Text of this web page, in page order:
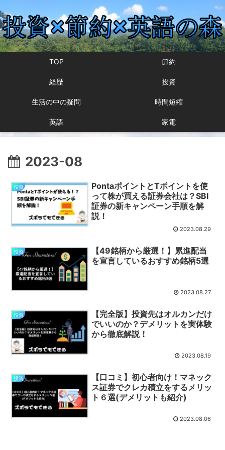
TOP 節約
経歴 投資
生活の中の疑問 時間短縮
英語 家電
2023-08
投資
PontaポイントとTポイントを使
って株が買える証券会社は？SBI
証券の新キャンペーン手順を解
説！
2023.08.29
投資
【49銘柄から厳選！】累進配当
を宣言しているおすすめ銘柄5選
2023.08.27
投資
【完全版】投資先はオルカンだけ
でいいのか？デメリットを実体験
から徹底解説！
2023.08.19
投資
【口コミ】初心者向け！マネック
ス証券でクレカ積立をするメリッ
ト６選(デメリットも紹介)
2023.08.06